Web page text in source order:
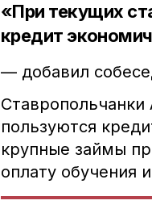
«При текущих
кредит
— добавил
пользуются
крупные займы
оплату обучения